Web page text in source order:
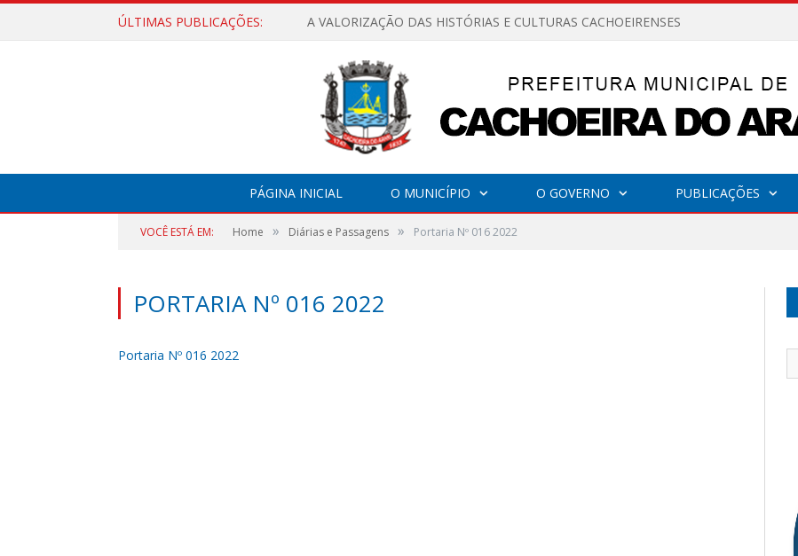
ÚLTIMAS PUBLICAÇÕES: A VALORIZAÇÃO DAS HISTÓRIAS E CULTURAS CACHOEIRENSES
PÁGINA INICIAL O MUNICÍPIO O GOVERNO PUBLICAÇÕES
VOCÊ ESTÁ EM: Home » Diárias e Passagens » Portaria Nº 016 2022
PORTARIA Nº 016 2022
Portaria Nº 016 2022